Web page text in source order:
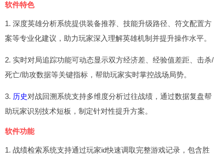
软件特色
1. 深度英雄分析系统提供装备推荐、技能升级路径、符文配置方
案等专业化建议，助力玩家深入理解英雄机制并提升操作水平。
2. 实时对局追踪功能可动态显示双方经济差、经验值差距、击杀/
死亡/助攻数据等关键指标，帮助玩家实时掌控战场局势。
3. 历史对战回溯系统支持多维度分析过往战绩，通过数据复盘帮
助玩家识别技术短板，制定针对性提升方案。
软件功能
1. 战绩检索系统支持通过玩家id快速调取完整游戏记录，包含胜